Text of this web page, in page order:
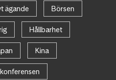
ägande Börsen
Hållbarhet
Kina